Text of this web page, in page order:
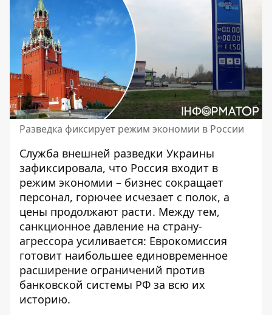
Разведка фиксирует режим экономии в России
Служба внешней разведки Украины
зафиксировала, что Россия входит в
режим экономии – бизнес сокращает
персонал, горючее исчезает с полок, а
цены продолжают расти. Между тем,
санкционное давление на страну-
агрессора усиливается: Еврокомиссия
готовит наибольшее единовременное
расширение ограничений против
банковской системы РФ за всю их
историю.